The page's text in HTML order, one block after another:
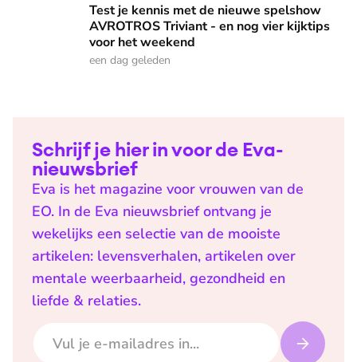
Test je kennis met de nieuwe spelshow AVROTROS
Test je kennis met de nieuwe spelshow
AVROTROS Triviant - en nog vier kijktips
voor het weekend
een dag geleden
Schrijf je hier in voor de Eva-
nieuwsbrief
Eva is het magazine voor vrouwen van de
EO. In de Eva nieuwsbrief ontvang je
wekelijks een selectie van de mooiste
artikelen: levensverhalen, artikelen over
mentale weerbaarheid, gezondheid en
liefde & relaties.